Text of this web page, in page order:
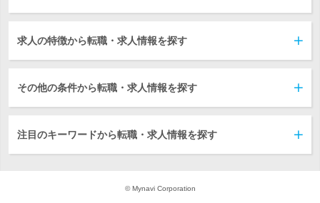
求人の特徴から転職・求人情報を探す
その他の条件から転職・求人情報を探す
注目のキーワードから転職・求人情報を探す
© Mynavi Corporation